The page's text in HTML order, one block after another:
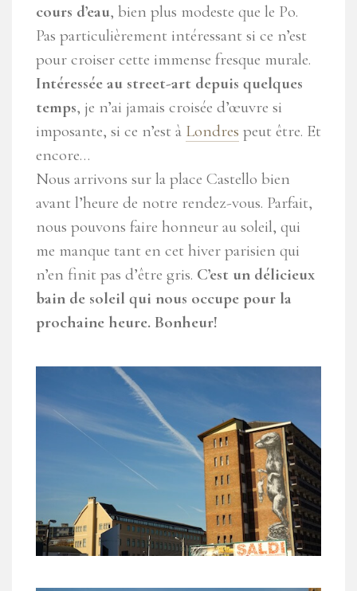
cours d’eau, bien plus modeste que le Po.
Pas particulièrement intéressant si ce n’est
pour croiser cette immense fresque murale.
Intéressée au street-art depuis quelques
temps, je n’ai jamais croisée d’œuvre si
imposante, si ce n’est à Londres peut être. Et
encore…
Nous arrivons sur la place Castello bien
avant l’heure de notre rendez-vous. Parfait,
nous pouvons faire honneur au soleil, qui
me manque tant en cet hiver parisien qui
n’en finit pas d’être gris. C’est un délicieux
bain de soleil qui nous occupe pour la
prochaine heure. Bonheur!